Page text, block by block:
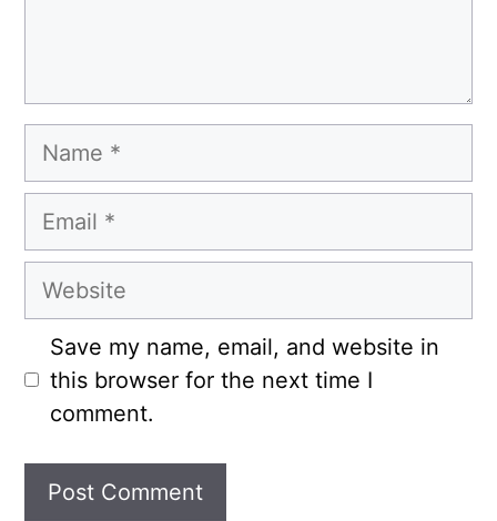
Name
Email
Website
Save my name, email, and website in
this browser for the next time I
comment.